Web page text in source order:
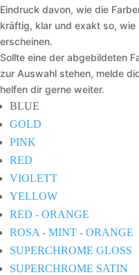
Eindruck davon, wie die
kräftig, klar und exakt so,
erscheinen.
Sollte eine der abgebildeten
zur Auswahl stehen, melde
helfen dir gerne weiter.
BLUE
GOLD
PINK
RED
VIOLETT
YELLOW
RED - ORANGE
ROSA - MINT - ORANGE
SUPERCHROME GLOSS
SUPERCHROME SATIN